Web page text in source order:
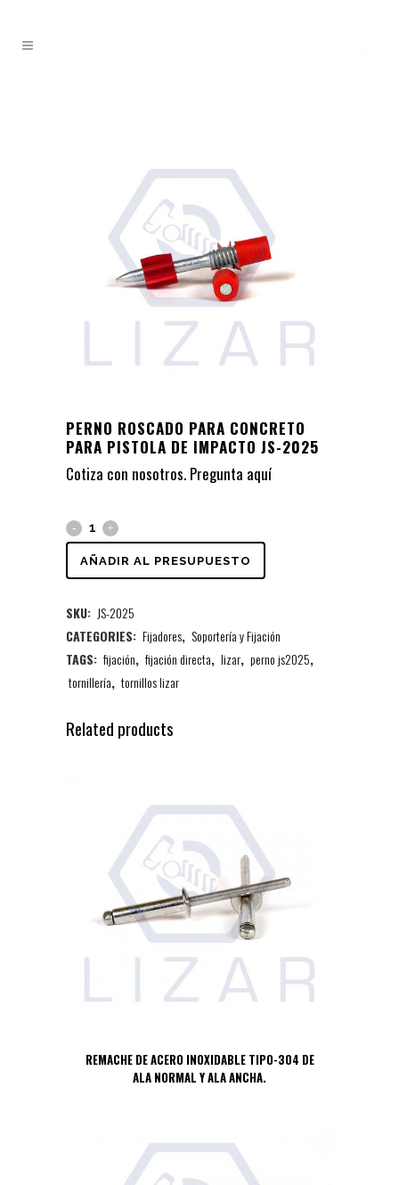
PERNO ROSCADO PARA CONCRETO
PARA PISTOLA DE IMPACTO JS-2025
Cotiza con nosotros. Pregunta aquí
AÑADIR AL PRESUPUESTO
SKU: JS-2025
CATEGORIES: Fijadores, Soportería y Fijación
TAGS: fijación, fijación directa, lizar, perno js2025,
tornillería, tornillos lizar
Related products
REMACHE DE ACERO INOXIDABLE TIPO-304 DE
ALA NORMAL Y ALA ANCHA.